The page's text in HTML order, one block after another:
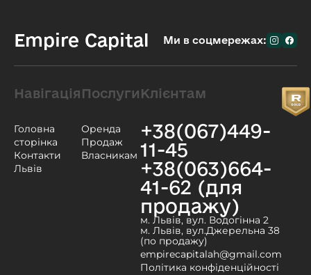
Empire Capital Ми в соцмережах:
Навігація
Головна
сторінка
Контакти
Львів
Послуги
Оренда
Продаж
Власникам
Клієнтам
+38(067)449-
11-45
+38(063)664-
41-62 (для
продажу)
м. Львів, вул. Водогінна 2
м. Львів, вул.Джерельна 38
(по продажу)
empirecapitalah@gmail.com
Політика конфіденційності